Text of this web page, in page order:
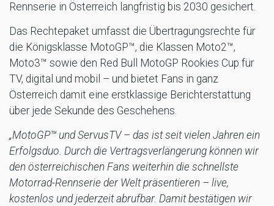
Rennserie in Österreich langfristig bis 2030 gesichert.
Das Rechtepaket umfasst die Übertragungsrechte für
die Königsklasse MotoGP™, die Klassen Moto2™,
Moto3™ sowie den Red Bull MotoGP Rookies Cup für
TV, digital und mobil – und bietet Fans in ganz
Österreich damit eine erstklassige Berichterstattung
über jede Sekunde des Geschehens.
„MotoGP™ und ServusTV – das ist seit vielen Jahren ein
Erfolgsduo. Durch die Vertragsverlängerung können wir
den österreichischen Fans weiterhin die schnellste
Motorrad-Rennserie der Welt präsentieren – live,
kostenlos und jederzeit abrufbar. Damit bestätigen wir